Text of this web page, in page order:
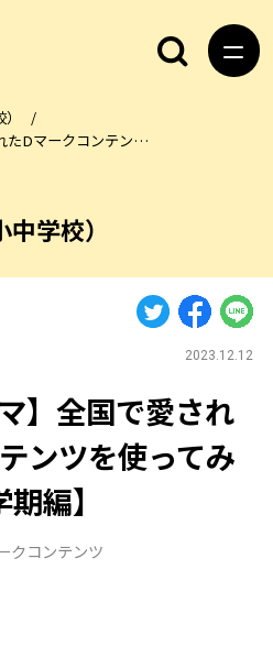
学校）
たDマークコンテン…
2023.12.12
】全国で愛され
ンツを使ってみ
編】
クコンテンツ